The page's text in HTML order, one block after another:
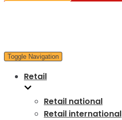
Toggle Navigation
Retail
Retail national
Retail international